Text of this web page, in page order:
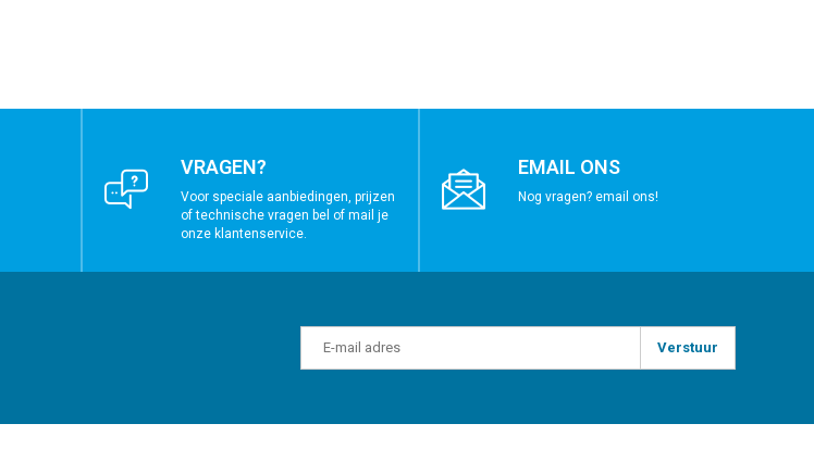
VRAGEN?
Voor speciale aanbiedingen, prijzen
of technische vragen bel of mail je
onze klantenservice.
EMAIL ONS
Nog vragen? email ons!
Verstuur